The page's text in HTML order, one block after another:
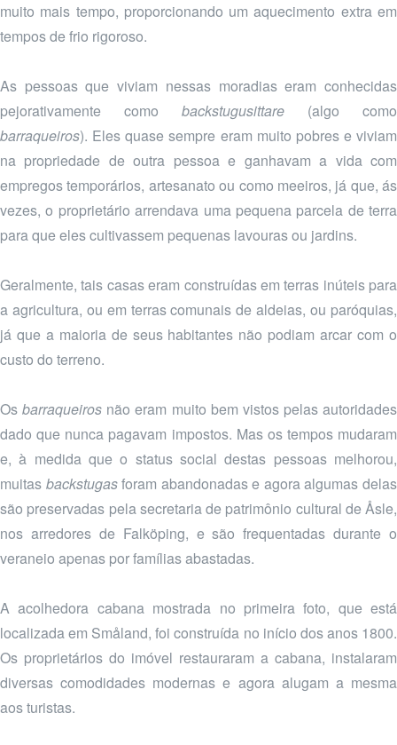
muito mais tempo, proporcionando um aquecimento extra em
tempos de frio rigoroso.
As pessoas que viviam nessas moradias eram conhecidas
pejorativamente como backstugusittare (algo como
barraqueiros). Eles quase sempre eram muito pobres e viviam
na propriedade de outra pessoa e ganhavam a vida com
empregos temporários, artesanato ou como meeiros, já que, ás
vezes, o proprietário arrendava uma pequena parcela de terra
para que eles cultivassem pequenas lavouras ou jardins.
Geralmente, tais casas eram construídas em terras inúteis para
a agricultura, ou em terras comunais de aldeias, ou paróquias,
já que a maioria de seus habitantes não podiam arcar com o
custo do terreno.
Osbarraqueiros não eram muito bem vistos pelas autoridades
dado que nunca pagavam impostos. Mas os tempos mudaram
e, à medida que o status social destas pessoas melhorou,
muitas backstugasforam abandonadas e agora algumas delas
são preservadas pela secretaria de patrimônio cultural de Åsle,
nos arredores de Falköping, e são frequentadas durante o
veraneio apenas por famílias abastadas.
A acolhedora cabana mostrada no primeira foto, que está
localizada em Småland, foi construída no início dos anos 1800.
Os proprietários do imóvel restauraram a cabana, instalaram
diversas comodidades modernas e agora alugam a mesma
aos turistas.